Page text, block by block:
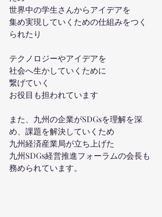
世界中の学生さんからアイデアを
集め実現していくための仕組みをつく
られたり
テクノロジーやアイデアを
社会へ生かしていくために
繋げていく
お役目も担われています
また、九州の企業がSDGsを理解を深
め、課題を解決していくため
九州経済産業局が立ち上げた
九州SDGs経営推進フォーラムの会長も
務められています。